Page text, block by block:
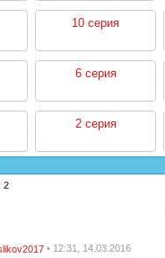
10 серия
6 серия
2 серия
2
• 12:31, 14.03.2016